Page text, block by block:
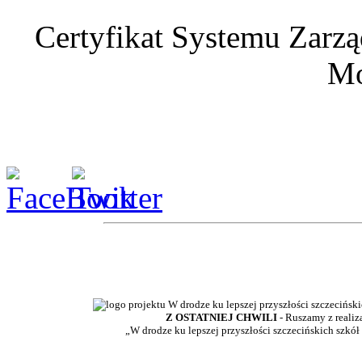
Certyfikat Systemu
Z OSTATNIEJ CHWILI - Ruszamy z
„W drodze ku lepszej przyszłości szczecińskich